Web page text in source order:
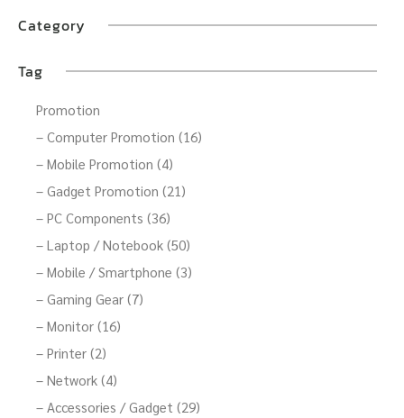
Category
Tag
Promotion
– Computer Promotion (16)
– Mobile Promotion (4)
– Gadget Promotion (21)
– PC Components (36)
– Laptop / Notebook (50)
– Mobile / Smartphone (3)
– Gaming Gear (7)
– Monitor (16)
– Printer (2)
– Network (4)
– Accessories / Gadget (29)